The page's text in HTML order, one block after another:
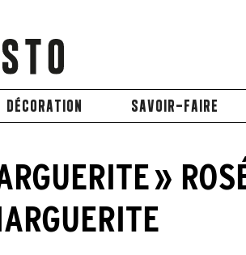
DÉCORATION SAVOIR-FAIRE
»